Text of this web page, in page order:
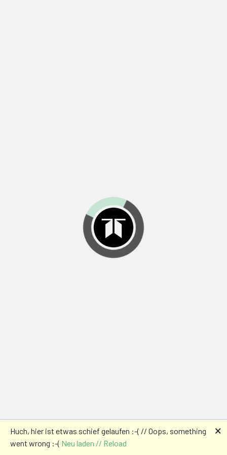
Huch, hier ist etwas schief gelaufen :-( // Oops, something
went wrong :-( Neu laden // Reload
🗙